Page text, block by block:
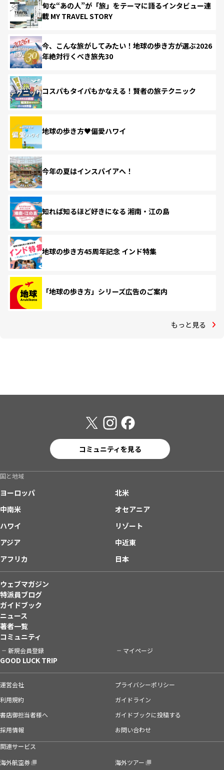
旬な“あの人”が「旅」をテーマに語るインタビュー連
載 MY TRAVEL STORY
今、こんな旅がしてみたい！地球の歩き方が選ぶ2026
年絶対行くべき旅先30
コスパもタイパもかなえる！賢者の旅テクニック
地球の歩き方♥偏愛ハワイ
今年の夏はインスパイアへ！
知れば知るほど好きになる 湘南・江の島
地球の歩き方45周年記念 インド特集
「地球の歩き方」シリーズ広告のご案内
もっと見る
コミュニティを見る
国と地域
ヨーロッパ
北米
中南米
オセアニア
ハワイ
リゾート
アジア
中近東
アフリカ
日本
ウェブマガジン
特派員ブログ
ガイドブック
ニュース
著者一覧
コミュニティ
新規会員登録 マイページ
GOOD LUCK TRIP
運営会社
プライバシーポリシー
利用規約
ガイドライン
書店御担当者様へ
ガイドブックに投稿する
採用情報
お問い合わせ
関連サービス
海外航空券
海外ツアー